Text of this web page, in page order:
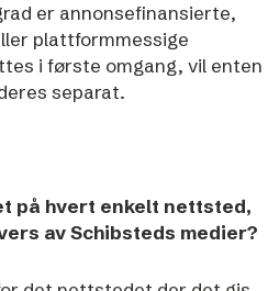
er annonsefinansierte,
plattformmessige
i første omgang, vil enten
separat.
på hvert enkelt nettsted,
av Schibsteds medier?